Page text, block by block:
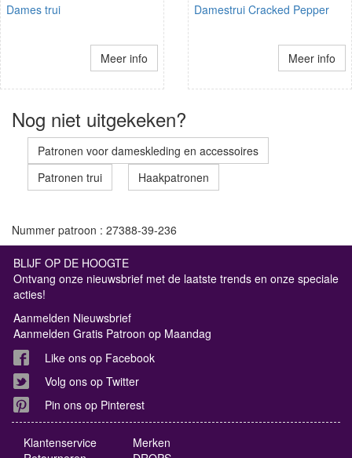
Dames trui
Meer info
Damestrui Cracked Pepper
Meer info
Nog niet uitgekeken?
Patronen voor dameskleding en accessoires
Patronen trui
Haakpatronen
Nummer patroon : 27388-39-236
BLIJF OP DE HOOGTE
Ontvang onze nieuwsbrief met de laatste trends en onze speciale
acties!
Aanmelden Nieuwsbrief
Aanmelden Gratis Patroon op Maandag
Like ons op Facebook
Volg ons op Twitter
Pin ons op Pinterest
Klantenservice
Merken